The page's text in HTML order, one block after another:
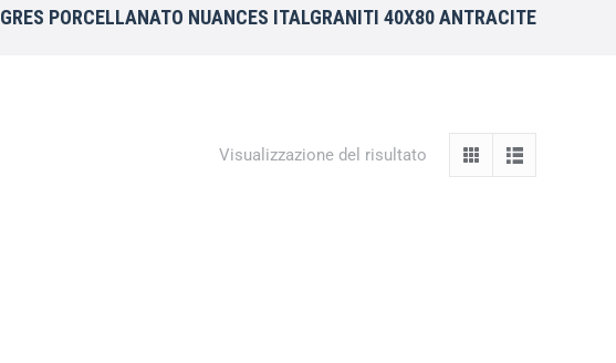
GRES PORCELLANATO NUANCES ITALGRANITI 40X80 ANTRACITE
Visualizzazione del risultato